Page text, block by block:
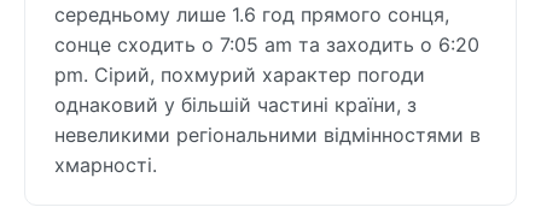
середньому лише 1.6 год прямого сонця,
сонце сходить о 7:05 am та заходить о 6:20
pm. Сірий, похмурий характер погоди
однаковий у більшій частині країни, з
невеликими регіональними відмінностями в
хмарності.